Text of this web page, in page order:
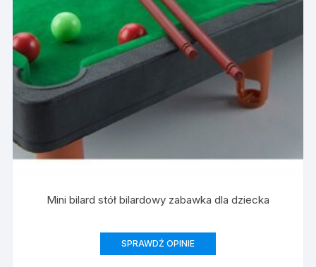
Mini bilard stół bilardowy zabawka dla dziecka
SPRAWDŹ OPINIE